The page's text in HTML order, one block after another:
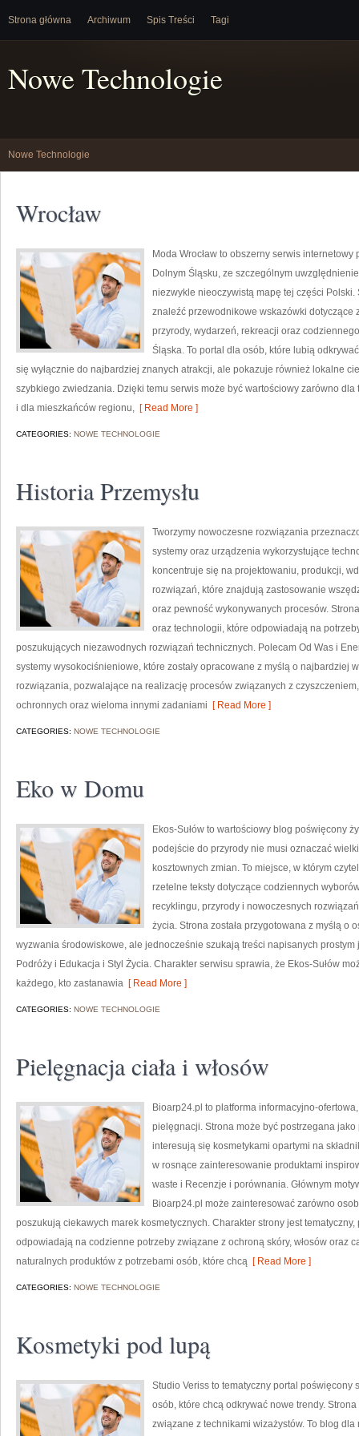
Strona główna Archiwum Spis Treści Tagi
Nowe Technologie
Nowe Technologie
Wrocław
Moda Wrocław to obszerny serwis
Dolnym Śląsku, ze szczególnym
niezwykle nieoczywistą mapę tej części
znaleźć przewodnikowe wskazówki dotyczące
przyrody, wydarzeń, rekreacji oraz
Śląska. To portal dla osób, które lubią
się wyłącznie do najbardziej znanych atrakcji, ale pokazuje również lokalne
szybkiego zwiedzania. Dzięki temu serwis może być wartościowy zarówno
i dla mieszkańców regionu, [ Read More ]
CATEGORIES: NOWE TECHNOLOGIE
Historia Przemysłu
Tworzymy nowoczesne rozwiązania
systemy oraz urządzenia wykorzystujące
koncentruje się na projektowaniu, produkcji,
rozwiązań, które znajdują zastosowanie
oraz pewność wykonywanych procesów.
oraz technologii, które odpowiadają na
poszukujących niezawodnych rozwiązań technicznych. Polecam Od Was i
systemy wysokociśnieniowe, które zostały opracowane z myślą o najbardziej
rozwiązania, pozwalające na realizację procesów związanych z
ochronnych oraz wieloma innymi zadaniami [ Read More ]
CATEGORIES: NOWE TECHNOLOGIE
Eko w Domu
Ekos-Sułów to wartościowy blog poświęcony
podejście do przyrody nie musi oznaczać
kosztownych zmian. To miejsce, w którym
rzetelne teksty dotyczące codziennych
recyklingu, przyrody i nowoczesnych
życia. Strona została przygotowana z myślą o
wyzwania środowiskowe, ale jednocześnie szukają treści napisanych
Podróży i Edukacja i Styl Życia. Charakter serwisu sprawia, że Ekos-Sułów
każdego, kto zastanawia [ Read More ]
CATEGORIES: NOWE TECHNOLOGIE
Pielęgnacja ciała i włosów
Bioarp24.pl to platforma informacyjno-
pielęgnacji. Strona może być postrzegana
interesują się kosmetykami opartymi na
w rosnące zainteresowanie produktami
waste i Recenzje i porównania. Głównym
Bioarp24.pl może zainteresować zarówno
poszukują ciekawych marek kosmetycznych. Charakter strony jest
odpowiadają na codzienne potrzeby związane z ochroną skóry, włosów oraz
naturalnych produktów z potrzebami osób, które chcą [ Read More ]
CATEGORIES: NOWE TECHNOLOGIE
Kosmetyki pod lupą
Studio Veriss to tematyczny portal
osób, które chcą odkrywać nowe trendy.
związane z technikami wizażystów. To blog